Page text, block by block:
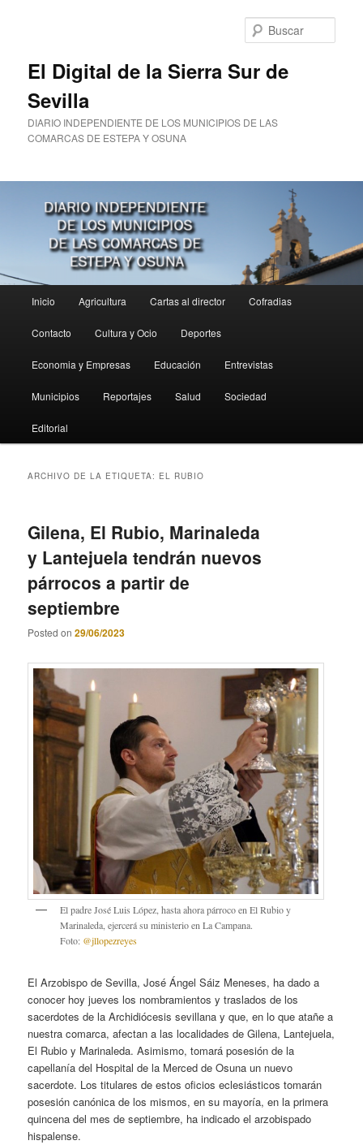
El Digital de la Sierra Sur de
Sevilla
DIARIO INDEPENDIENTE DE LOS MUNICIPIOS DE LAS
COMARCAS DE ESTEPA Y OSUNA
principal
Inicio Agricultura Cartas al director Cofradias
Contacto Cultura y Ocio Deportes
Economia y Empresas Educación Entrevistas
Municipios Reportajes Salud Sociedad
Editorial
ARCHIVO DE LA ETIQUETA: EL RUBIO
Gilena, El Rubio, Marinaleda
y Lantejuela tendrán nuevos
párrocos a partir de
septiembre
Posted on29/06/2023
El padre José Luis López, hasta ahora párroco en El Rubio y
Marinaleda, ejercerá su ministerio en La Campana.
Foto: @jllopezreyes
El Arzobispo de Sevilla, José Ángel Sáiz Meneses, ha dado a
conocer hoy jueves los nombramientos y traslados de los
sacerdotes de la Archidiócesis sevillana y que, en lo que atañe a
nuestra comarca, afectan a las localidades de Gilena, Lantejuela,
El Rubio y Marinaleda. Asimismo, tomará posesión de la
capellanía del Hospital de la Merced de Osuna un nuevo
sacerdote. Los titulares de estos oficios eclesiásticos tomarán
posesión canónica de los mismos, en su mayoría, en la primera
quincena del mes de septiembre, ha indicado el arzobispado
hispalense.